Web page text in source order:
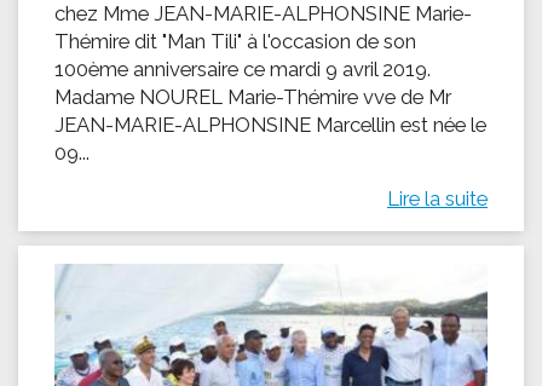
chez Mme JEAN-MARIE-ALPHONSINE Marie-
Thémire dit "Man Tili" à l'occasion de son
100ème anniversaire ce mardi 9 avril 2019.
Madame NOUREL Marie-Thémire vve de Mr
JEAN-MARIE-ALPHONSINE Marcellin est née le
09...
Lire la suite